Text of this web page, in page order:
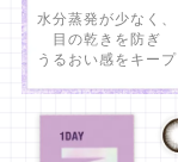
水分蒸発が少なく、
目の乾きを防ぎ
うるおい感をキープ